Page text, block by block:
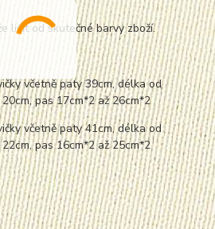
lišit od skutečné barvy zboží.
včetně paty 39cm, délka od
pas 17cm*2 až 26cm*2
včetně paty 41cm, délka od
pas 16cm*2 až 25cm*2